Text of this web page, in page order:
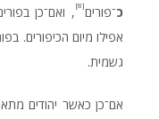
כ־פורים[8]
, ואם־כן
אפילו מיום הכיפורים.
גשמית.
אם־כן כאשר יהודים